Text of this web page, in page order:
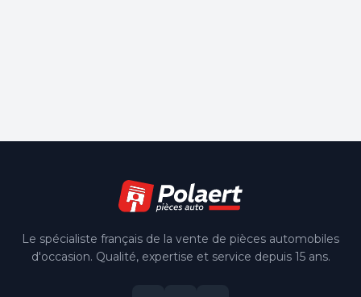
Le spécialiste français de la vente de pièces automobiles
d'occasion. Qualité, expertise et service depuis 15 ans.